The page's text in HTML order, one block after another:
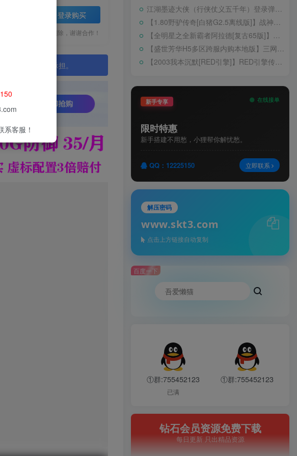
登录购买
在下载后24h内删除，谢谢合作！
由使用者自行承担。
江湖墨迹大侠（行侠仗义五千年）登录弹出 WELCOME 提示无法进游戏修复教程
【1.80野驴传奇[白猪G2.5离线版]】战神引擎WIN服务端+GM工具+充值后台+安卓+架设教程
【全明星之全新霸者阿拉德[复古65版]】横版闯关手游Linux服务端+配套表+WEB管理后台+GM授权后台+双端+架设教程
【盛世芳华H5多区跨服内购本地版】三网H5宫斗养成游戏Linux手工服务端+CDK授权后台+安卓+架设教程
【2003我本沉默[RED引擎]】RED引擎传奇手游WIN服务端+GM工具+安卓+架设教程
新手专享 在线接单
限时特惠
新手搭建不用愁，小狸帮你解忧愁。
QQ：12225150 立即联系
解压密码
www.skt3.com
点击上方链接自动复制
百度一下
①群:755452123
已满
①群:755452123
钻石会员资源免费下载
每日更新 只出精品资源
系客服！